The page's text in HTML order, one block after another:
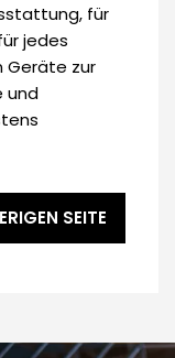
für
jedes
Geräte zur
und
SEITE